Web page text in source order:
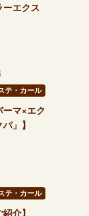
ーエクス
テ・カール
ーマ×エク
」】
テ・カール
介】